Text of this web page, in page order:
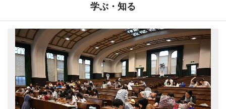
学ぶ・知る